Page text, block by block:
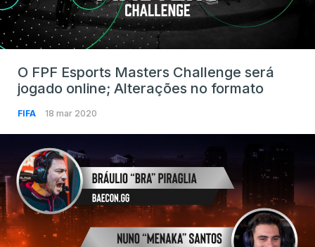
O FPF Esports Masters Challenge será
jogado online; Alterações no formato
FIFA 18 mar 2020